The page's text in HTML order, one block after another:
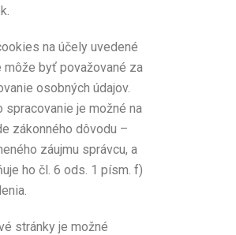
na účely uvedené
môže byť považované za
osobných údajov.
spracovanie je možné na
zákonného dôvodu –
záujmu správcu, a
ho čl. 6 ods. 1 písm. f)
stránky je možné